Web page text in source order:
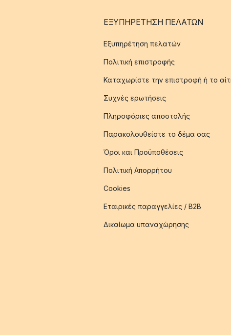
ΕΞΥΠΗΡΈΤΗΣΗ ΠΕΛΑΤΏΝ
Εξυπηρέτηση πελατών
Πολιτική επιστροφής
Καταχωρίστε την επιστροφή ή το
Συχνές ερωτήσεις
Πληροφόριες αποστολής
Παρακολουθείστε το δέμα σας
Όροι και Προϋποθέσεις
Πολιτική Απορρήτου
Cookies
Εταιρικές παραγγελίες / B2B
Δικαίωμα υπαναχώρησης